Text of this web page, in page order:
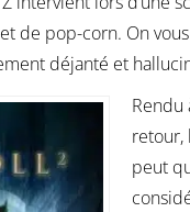
de pop-corn. On
déjanté et
Rendu
retour,
peut